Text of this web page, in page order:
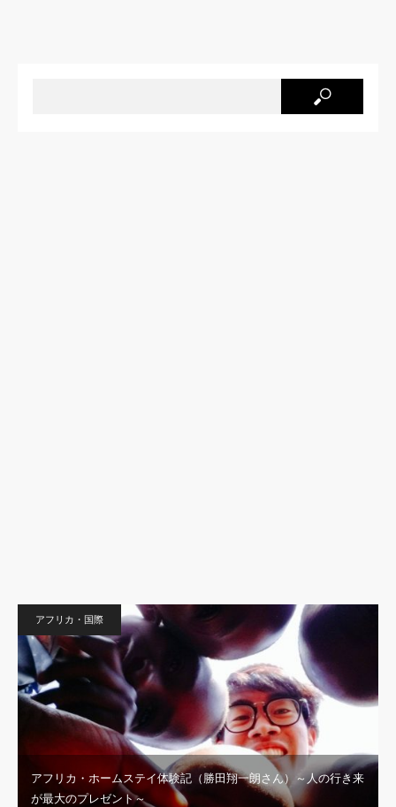
アフリカ・国際
アフリカ・ホームステイ体験記（勝田翔一朗さん）～人の行き来
が最大のプレゼント～